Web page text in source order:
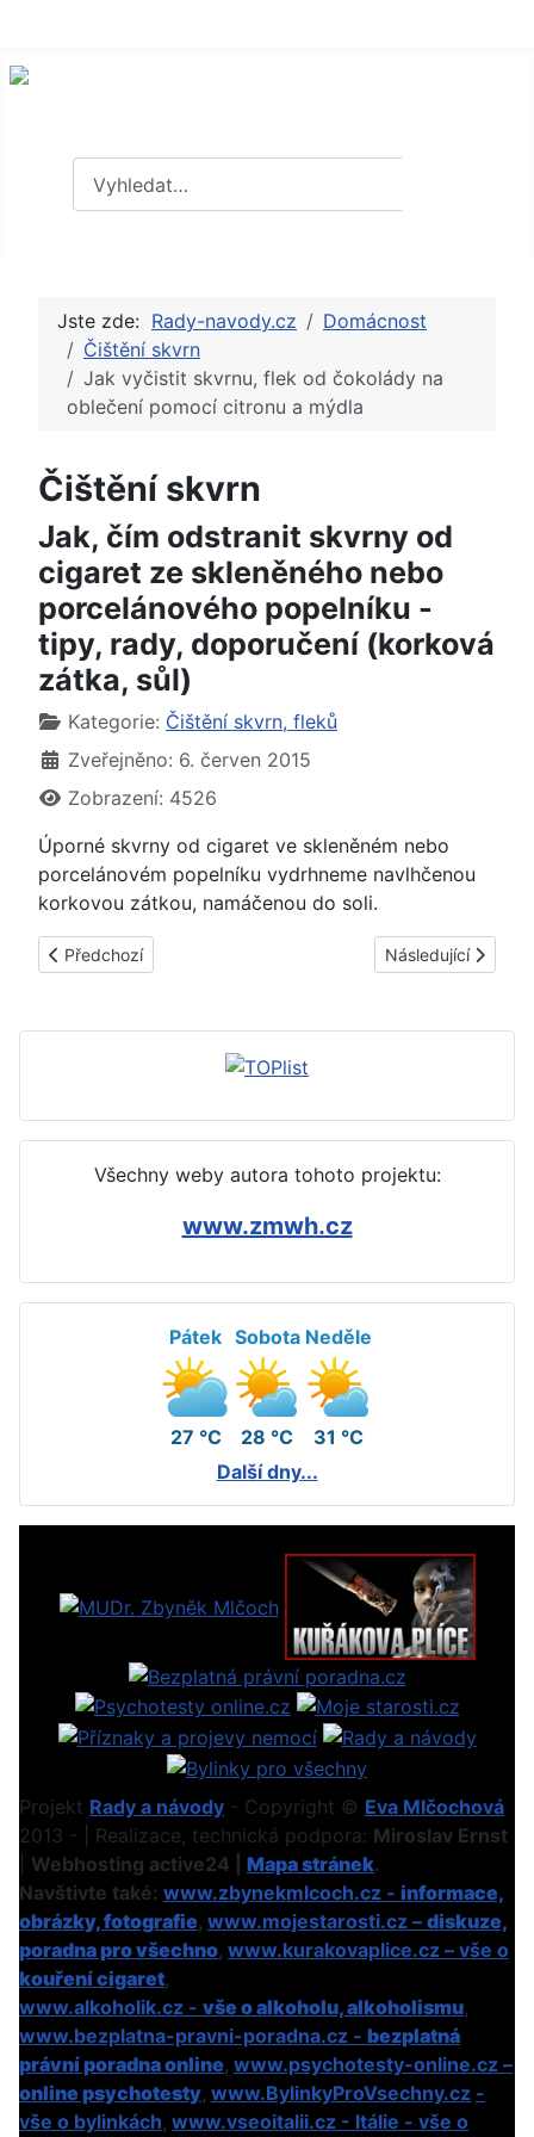
Jste zde: Rady-navody.cz
Domácnost
Čištění skvrn
Jak vyčistit skvrnu, flek od čokolády na
oblečení pomocí citronu a mýdla
Čištění skvrn
Jak, čím odstranit skvrny od
cigaret ze skleněného nebo
porcelánového popelníku -
tipy, rady, doporučení (korková
zátka, sůl)
Základní údaje
Kategorie: Čištění skvrn, fleků
Zveřejněno: 6. červen 2015
Zobrazení: 4526
Úporné skvrny od cigaret ve skleněném nebo
porcelánovém popelníku vydrhneme navlhčenou
korkovou zátkou, namáčenou do soli.
Předchozí článek: Jak, čím vyčistit starý zašlý porcelán -
Předchozí Další článek: Jak,
Následující
Všechny weby autora tohoto projektu:
www.zmwh.cz
Pátek
27 °C
Sobota
28 °C
Neděle
31 °C
Další dny...
Projekt Rady a návody - Copyright © Eva Mlčochová
2013 - | Realizace, technická podpora: Miroslav Ernst
Webhosting active24 | Mapa stránek.
Navštivte také: www.zbynekmlcoch.cz - informace,
obrázky, fotografie, www.mojestarosti.cz – diskuze,
poradna pro všechno, www.kurakovaplice.cz – vše o
kouření cigaret,
www.alkoholik.cz - vše o alkoholu, alkoholismu,
www.bezplatna-pravni-poradna.cz - bezplatná
právní poradna online, www.psychotesty-online.cz –
online psychotesty, www.BylinkyProVsechny.cz -
vše o bylinkách, www.vseoitalii.cz - Itálie - vše o